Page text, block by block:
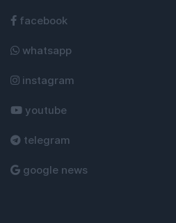
facebook
whatsapp
instagram
youtube
telegram
google news